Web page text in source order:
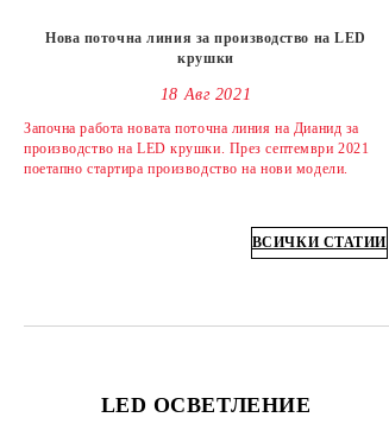
Нова поточна линия за производство на LED
крушки
18 Авг 2021
Започна работа новата поточна линия на Дианид за
производство на LED крушки. През септември 2021
поетапно стартира производство на нови модели.
ВСИЧКИ СТАТИИ
LED ОСВЕТЛЕНИЕ